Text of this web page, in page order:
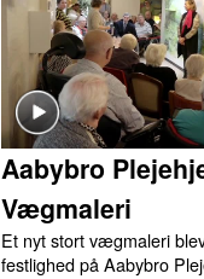
Aabybro
Vægmaleri
Et nyt stort vægmaleri
festlighed på Aabybro